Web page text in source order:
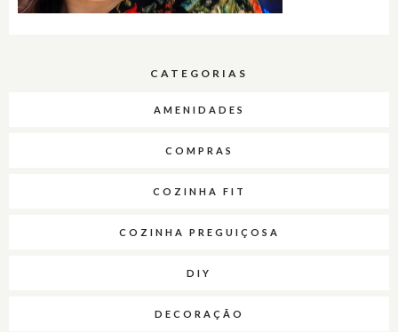
CATEGORIAS
AMENIDADES
COMPRAS
COZINHA FIT
COZINHA PREGUIÇOSA
DIY
DECORAÇÃO